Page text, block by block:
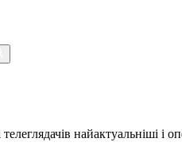
найактуальніші і